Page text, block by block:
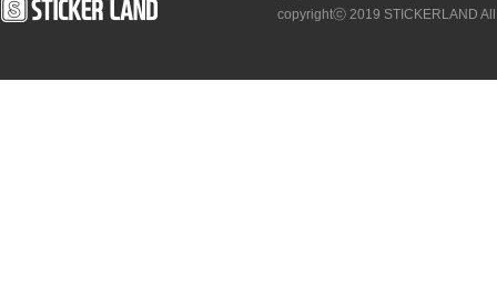
copyrightⓒ 2019 STICKERLAND